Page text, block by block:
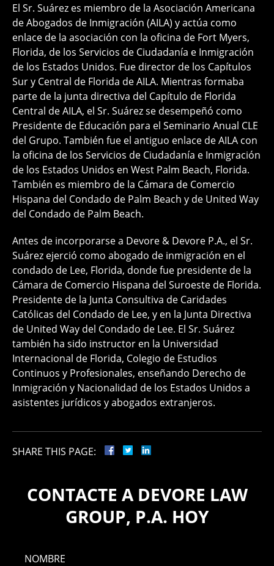
El Sr. Suárez es miembro de la Asociación Americana
de Abogados de Inmigración (AILA) y actúa como
enlace de la asociación con la oficina de Fort Myers,
Florida, de los Servicios de Ciudadanía e Inmigración
de los Estados Unidos. Fue director de los Capítulos
Sur y Central de Florida de AILA. Mientras formaba
parte de la junta directiva del Capítulo de Florida
Central de AILA, el Sr. Suárez se desempeñó como
Presidente de Educación para el Seminario Anual CLE
del Grupo. También fue el antiguo enlace de AILA con
la oficina de los Servicios de Ciudadanía e Inmigración
de los Estados Unidos en West Palm Beach, Florida.
También es miembro de la Cámara de Comercio
Hispana del Condado de Palm Beach y de United Way
del Condado de Palm Beach.
Antes de incorporarse a Devore & Devore P.A., el Sr.
Suárez ejerció como abogado de inmigración en el
condado de Lee, Florida, donde fue presidente de la
Cámara de Comercio Hispana del Suroeste de Florida.
Presidente de la Junta Consultiva de Caridades
Católicas del Condado de Lee, y en la Junta Directiva
de United Way del Condado de Lee. El Sr. Suárez
también ha sido instructor en la Universidad
Internacional de Florida, Colegio de Estudios
Continuos y Profesionales, enseñando Derecho de
Inmigración y Nacionalidad de los Estados Unidos a
asistentes jurídicos y abogados extranjeros.
SHARE THIS PAGE:
CONTACTE A DEVORE LAW
GROUP, P.A. HOY
NOMBRE